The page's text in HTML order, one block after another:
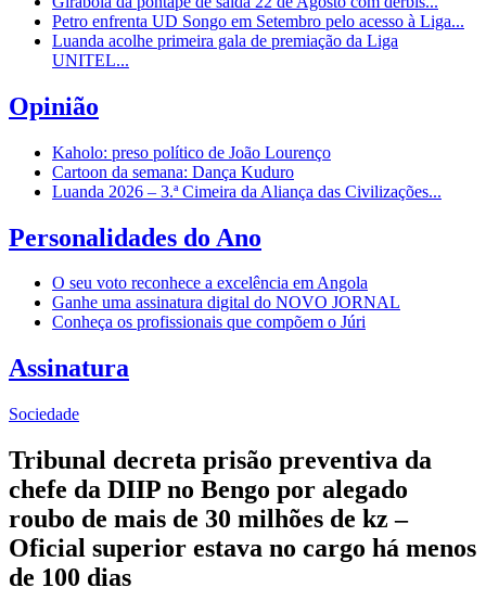
Petro enfrenta UD Songo em Setembro pelo acesso à Liga...
Luanda acolhe primeira gala de premiação da Liga
UNITEL...
Opinião
Kaholo: preso político de João Lourenço
Cartoon da semana: Dança Kuduro
Luanda 2026 – 3.ª Cimeira da Aliança das Civilizações...
Personalidades do Ano
O seu voto reconhece a excelência em Angola
Ganhe uma assinatura digital do NOVO JORNAL
Conheça os profissionais que compõem o Júri
Assinatura
Sociedade
Tribunal decreta prisão preventiva da
chefe da DIIP no Bengo por alegado
roubo de mais de 30 milhões de kz –
Oficial superior estava no cargo há menos
de 100 dias